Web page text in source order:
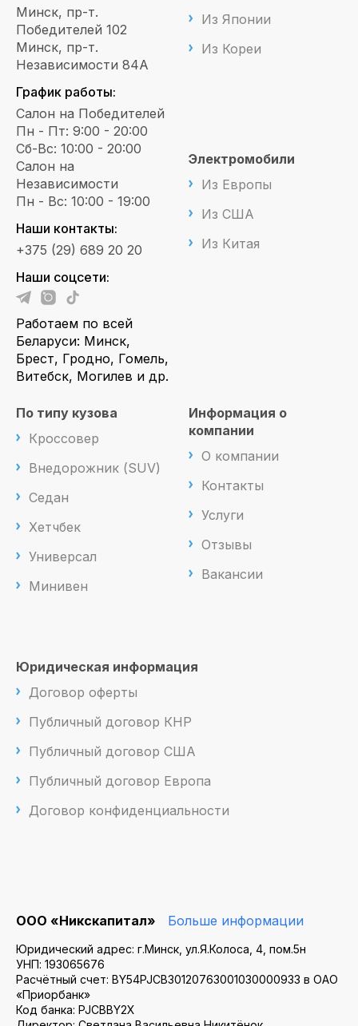
Минск, пр-т.
Победителей 102
Минск, пр-т.
Независимости 84А
График работы:
Салон на Победителей
Пн - Пт: 9:00 - 20:00
Сб-Вс: 10:00 - 20:00
Салон на
Независимости
Пн - Вс: 10:00 - 19:00
Наши контакты:
+375 (29) 689 20 20
Наши соцсети:
Работаем по всей
Беларуси: Минск,
Брест, Гродно, Гомель,
Витебск, Могилев и др.
Из Японии
Из Кореи
Электромобили
Из Европы
Из США
Из Китая
По типу кузова
Кроссовер
Внедорожник (SUV)
Седан
Хетчбек
Универсал
Минивен
Информация о
компании
О компании
Контакты
Услуги
Отзывы
Вакансии
Юридическая информация
Договор оферты
Публичный договор КНР
Публичный договор США
Публичный договор Европа
Договор конфиденциальности
ООО «Никскапитал» Больше информации
Юридический адрес: г.Минск, ул.Я.Колоса, 4, пом.5н
УНП: 193065676
Расчётный счет: BY54PJCB30120763001030000933 в ОАО
«Приорбанк»
Код банка: PJCBBY2X